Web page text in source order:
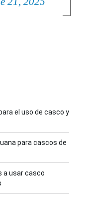
el uso de casco y
para cascos de
a usar casco